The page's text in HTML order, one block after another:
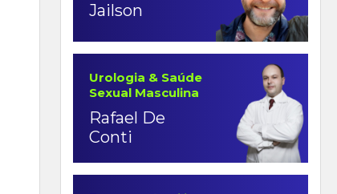
Jailson
Urologia & Saúde
Sexual Masculina
Rafael De
Conti